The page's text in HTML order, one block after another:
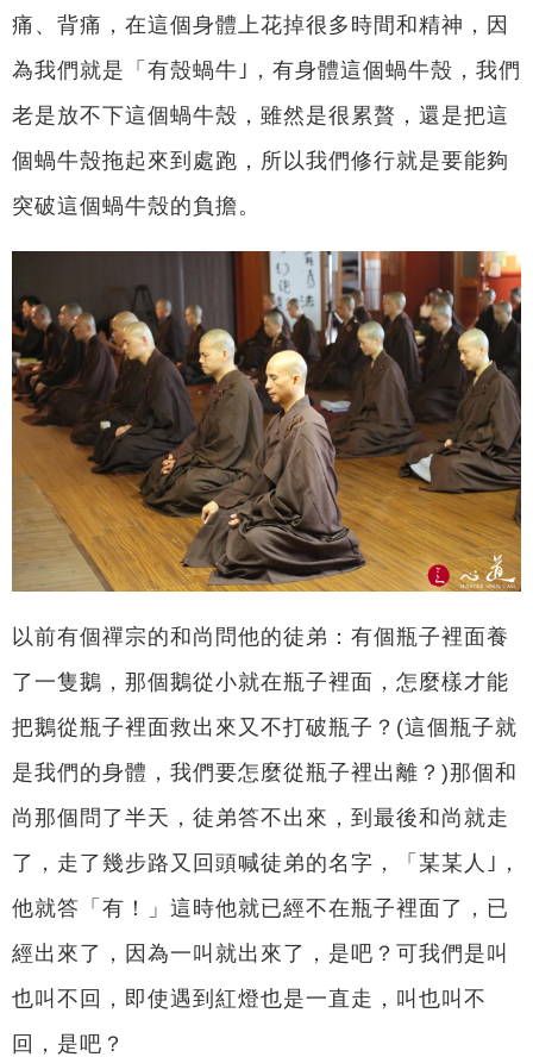
痛、背痛，在這個身體上花掉很多時間和精神，因
為我們就是「有殼蝸牛｣，有身體這個蝸牛殼，我們
老是放不下這個蝸牛殼，雖然是很累贅，還是把這
個蝸牛殼拖起來到處跑，所以我們修行就是要能夠
突破這個蝸牛殼的負擔。
以前有個禪宗的和尚問他的徒弟：有個瓶子裡面養
了一隻鵝，那個鵝從小就在瓶子裡面，怎麼樣才能
把鵝從瓶子裡面救出來又不打破瓶子？(這個瓶子就
是我們的身體，我們要怎麼從瓶子裡出離？)那個和
尚那個問了半天，徒弟答不出來，到最後和尚就走
了，走了幾步路又回頭喊徒弟的名字，「某某人｣，
他就答「有！」這時他就已經不在瓶子裡面了，已
經出來了，因為一叫就出來了，是吧？可我們是叫
也叫不回，即使遇到紅燈也是一直走，叫也叫不
回，是吧？